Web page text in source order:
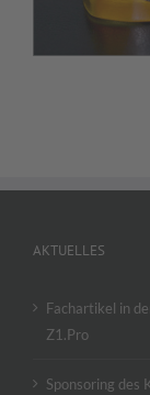
AKTUELLES
Fachartikel in
Z1.Pro
Sponsoring des